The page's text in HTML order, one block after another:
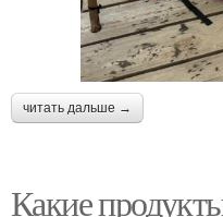
читать дальше →
Какие